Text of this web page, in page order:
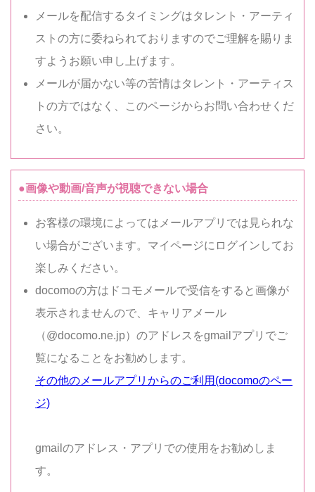
メールを配信するタイミングはタレント・アーティ
ストの方に委ねられておりますのでご理解を賜りま
すようお願い申し上げます。
メールが届かない等の苦情はタレント・アーティス
トの方ではなく、このページからお問い合わせくだ
さい。
●画像や動画/音声が視聴できない場合
お客様の環境によってはメールアプリでは見られな
い場合がございます。マイページにログインしてお
楽しみください。
docomoの方はドコモメールで受信をすると画像が
表示されませんので、キャリアメール
（@docomo.ne.jp）のアドレスをgmailアプリでご
覧になることをお勧めします。
その他のメールアプリからのご利用(docomoのペー
ジ)
gmailのアドレス・アプリでの使用をお勧めしま
す。